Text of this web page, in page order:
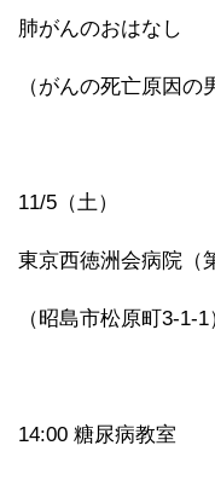
肺がんのおはなし
（がんの死亡原因の
11/5（土）
東京西徳洲会病院（
（昭島市松原町3-1-1
14:00 糖尿病教室